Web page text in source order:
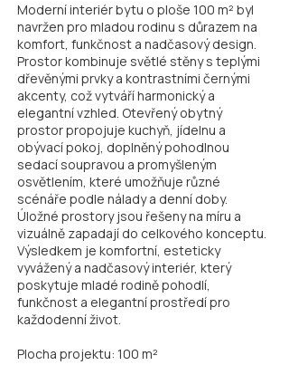
Moderní interiér bytu o ploše 100 m² byl
navržen pro mladou rodinu s důrazem na
komfort, funkčnost a nadčasový design.
Prostor kombinuje světlé stěny s teplými
dřevěnými prvky a kontrastními černými
akcenty, což vytváří harmonický a
elegantní vzhled. Otevřený obytný
prostor propojuje kuchyň, jídelnu a
obývací pokoj, doplněný pohodlnou
sedací soupravou a promyšleným
osvětlením, které umožňuje různé
scénáře podle nálady a denní doby.
Úložné prostory jsou řešeny na míru a
vizuálně zapadají do celkového konceptu.
Výsledkem je komfortní, esteticky
vyvážený a nadčasový interiér, který
poskytuje mladé rodině pohodlí,
funkčnost a elegantní prostředí pro
každodenní život.
Plocha projektu: 100 m²